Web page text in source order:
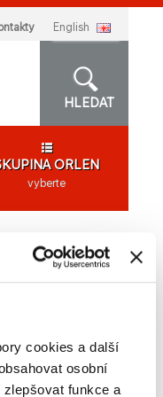
cookies a další
osobní
zlepšovat funkce a
english
HLEDAT
ORLEN
vyberte